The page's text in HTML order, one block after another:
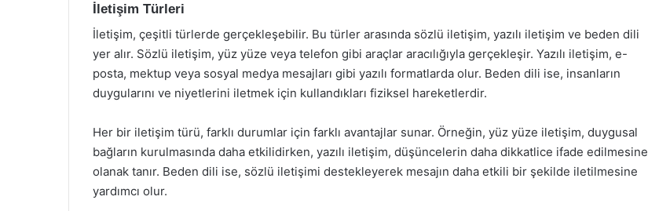
İletişim Türleri
İletişim, çeşitli türlerde gerçekleşebilir. Bu türler arasında sözlü iletişim, yazılı iletişim ve beden dili
yer alır. Sözlü iletişim, yüz yüze veya telefon gibi araçlar aracılığıyla gerçekleşir. Yazılı iletişim, e-
posta, mektup veya sosyal medya mesajları gibi yazılı formatlarda olur. Beden dili ise, insanların
duygularını ve niyetlerini iletmek için kullandıkları fiziksel hareketlerdir.
Her bir iletişim türü, farklı durumlar için farklı avantajlar sunar. Örneğin, yüz yüze iletişim, duygusal
bağların kurulmasında daha etkilidirken, yazılı iletişim, düşüncelerin daha dikkatlice ifade edilmesine
olanak tanır. Beden dili ise, sözlü iletişimi destekleyerek mesajın daha etkili bir şekilde iletilmesine
yardımcı olur.